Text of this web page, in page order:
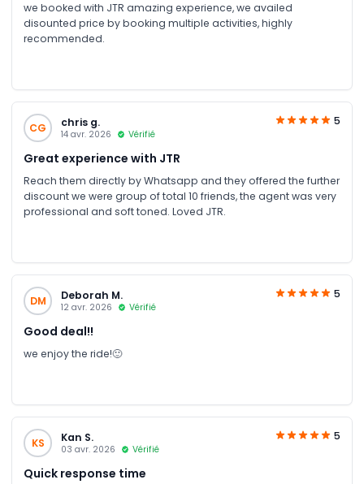
we booked with JTR amazing experience, we availed
disounted price by booking multiple activities, highly
recommended.
CG chris g.
14 avr. 2026 Vérifié
5
Great experience with JTR
Reach them directly by Whatsapp and they offered the further
discount we were group of total 10 friends, the agent was very
professional and soft toned. Loved JTR.
DM Deborah M.
12 avr. 2026 Vérifié
5
Good deal!!
we enjoy the ride!🙂
KS Kan S.
03 avr. 2026 Vérifié
5
Quick response time